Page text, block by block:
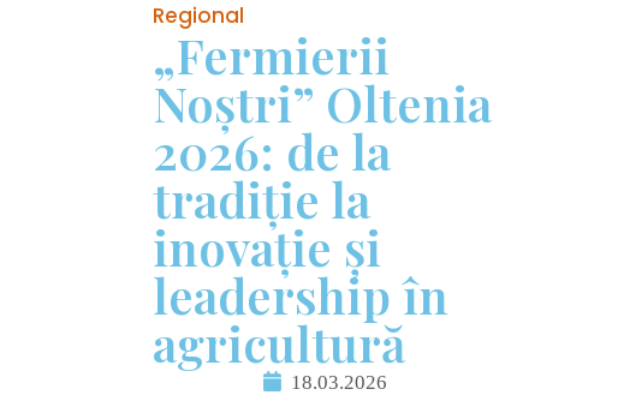
Regional
„Fermierii
Noștri” Oltenia
2026: de la
tradiție la
inovație și
leadership în
agricultură
18.03.2026